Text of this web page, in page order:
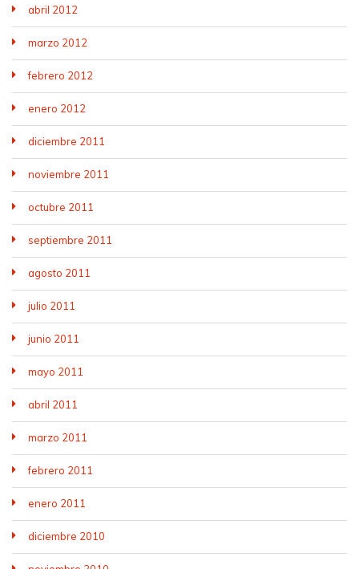
abril 2012
marzo 2012
febrero 2012
enero 2012
diciembre 2011
noviembre 2011
octubre 2011
septiembre 2011
agosto 2011
julio 2011
junio 2011
mayo 2011
abril 2011
marzo 2011
febrero 2011
enero 2011
diciembre 2010